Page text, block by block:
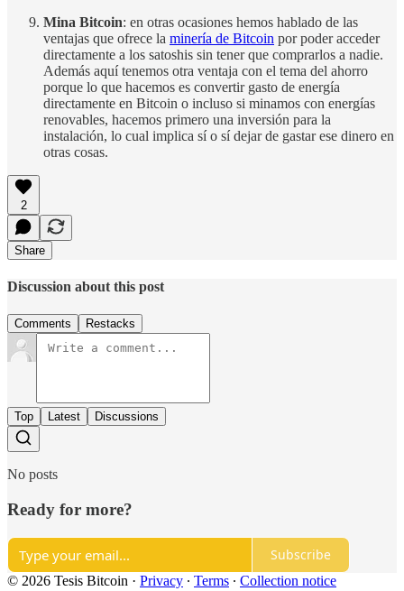
Mina Bitcoin: en otras ocasiones hemos hablado de las
ventajas que ofrece la minería de Bitcoin por poder acceder
directamente a los satoshis sin tener que comprarlos a nadie.
Además aquí tenemos otra ventaja con el tema del ahorro
porque lo que hacemos es convertir gasto de energía
directamente en Bitcoin o incluso si minamos con energías
renovables, hacemos primero una inversión para la
instalación, lo cual implica sí o sí dejar de gastar ese dinero en
otras cosas.
2
Share
Discussion about this post
Comments Restacks
Top Latest Discussions
No posts
Ready for more?
Subscribe
© 2026 Tesis Bitcoin · Privacy ∙ Terms ∙ Collection notice